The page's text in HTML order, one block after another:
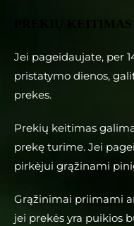
PREKIŲ
Jei pageidaujate, per
pristatymo dienos,
prekes.
Prekių keitimas
prekę turime. Jei
pirkėjui grąžinami
Grąžinimai priimami
jei prekės yra puikios